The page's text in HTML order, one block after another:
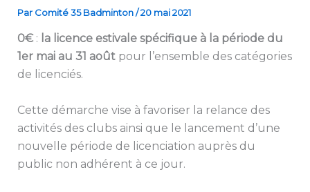
Par Comité 35 Badminton/20 mai 2021
0€: la licence estivale spécifique à la période du
1er mai au 31 août pour l’ensemble des catégories
de licenciés.
Cette démarche vise à favoriser la relance des
activités des clubs ainsi que le lancement d’une
nouvelle période de licenciation auprès du
public non adhérent à ce jour.